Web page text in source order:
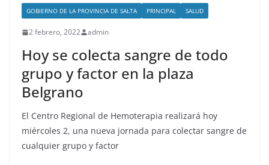
GOBIERNO DE LA PROVINCIA DE SALTA PRINCIPAL SALUD
2 febrero, 2022 admin
Hoy se colecta sangre de todo
grupo y factor en la plaza
Belgrano
El Centro Regional de Hemoterapia realizará hoy
miércoles 2, una nueva jornada para colectar sangre de
cualquier grupo y factor